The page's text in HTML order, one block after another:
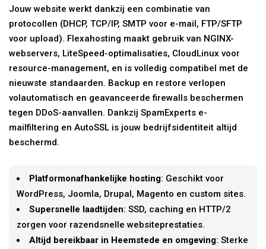
Jouw website werkt dankzij een combinatie van
protocollen (DHCP, TCP/IP, SMTP voor e-mail, FTP/SFTP
voor upload). Flexahosting maakt gebruik van NGINX-
webservers, LiteSpeed-optimalisaties, CloudLinux voor
resource-management, en is volledig compatibel met de
nieuwste standaarden. Backup en restore verlopen
volautomatisch en geavanceerde firewalls beschermen
tegen DDoS-aanvallen. Dankzij SpamExperts e-
mailfiltering en AutoSSL is jouw bedrijfsidentiteit altijd
beschermd.
Platformonafhankelijke hosting: Geschikt voor
WordPress, Joomla, Drupal, Magento en custom sites.
Supersnelle laadtijden: SSD, caching en HTTP/2
zorgen voor razendsnelle websiteprestaties.
Altijd bereikbaar in Heemstede en omgeving: Sterke